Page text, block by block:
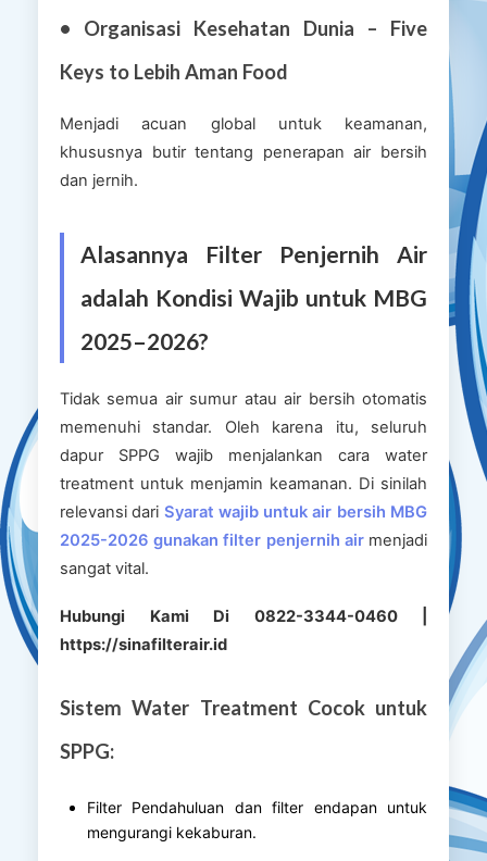
• Organisasi Kesehatan Dunia – Five
Keys to Lebih Aman Food
Menjadi acuan global untuk keamanan,
khususnya butir tentang penerapan air bersih
dan jernih.
Alasannya Filter Penjernih Air
adalah Kondisi Wajib untuk MBG
2025–2026?
Tidak semua air sumur atau air bersih otomatis
memenuhi standar. Oleh karena itu, seluruh
dapur SPPG wajib menjalankan cara water
treatment untuk menjamin keamanan. Di sinilah
relevansi dari Syarat wajib untuk air bersih MBG
2025-2026 gunakan filter penjernih airmenjadi
sangat vital.
Hubungi Kami Di 0822-3344-0460 |
https://sinafilterair.id
Sistem Water Treatment Cocok untuk
SPPG:
Filter Pendahuluan dan filter endapan untuk
mengurangi kekaburan.